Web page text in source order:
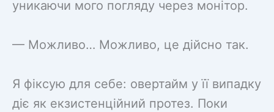
уникаючи мого погляду через монітор.
— Можливо… Можливо, це дійсно так.
Я фіксую для себе: овертайм у її випадку
діє як екзистенційний протез. Поки